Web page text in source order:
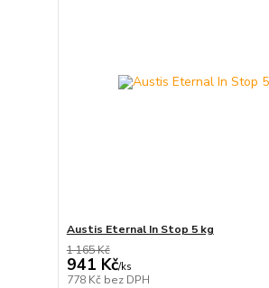
Austis Eternal In Stop 5 kg
1 165 Kč
941 Kč/ks
778 Kč bez DPH